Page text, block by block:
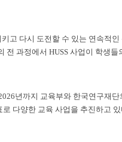
고 다시 도전할 수 있는 연속적
과정에서 HUSS 사업이 학생들
년까지 교육부와 한국연구재
다양한 교육 사업을 추진하고